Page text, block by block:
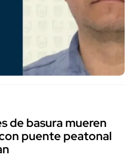
de basura mueren
puente peatonal